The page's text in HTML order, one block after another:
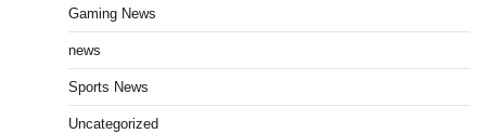
Gaming News
news
Sports News
Uncategorized